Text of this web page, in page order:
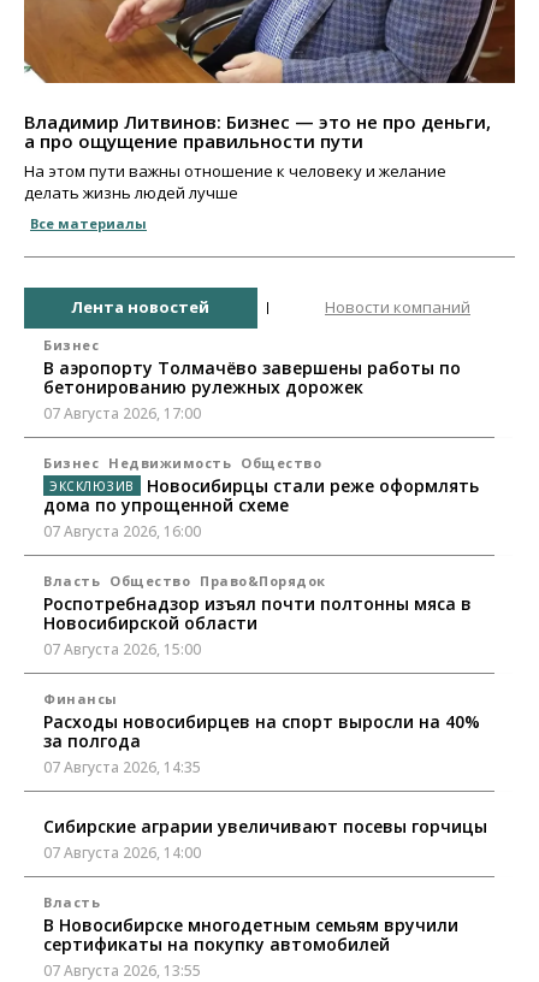
Владимир Литвинов: Бизнес — это не про деньги,
а про ощущение правильности пути
На этом пути важны отношение к человеку и желание
делать жизнь людей лучше
Все материалы
Лента новостей Новости компаний
Бизнес
В аэропорту Толмачёво завершены работы по
бетонированию рулежных дорожек
07 Августа 2026, 17:00
Бизнес Недвижимость Общество
Новосибирцы стали реже оформлять
дома по упрощенной схеме
07 Августа 2026, 16:00
Власть Общество Право&Порядок
Роспотребнадзор изъял почти полтонны мяса в
Новосибирской области
07 Августа 2026, 15:00
Финансы
Расходы новосибирцев на спорт выросли на 40%
за полгода
07 Августа 2026, 14:35
Сибирские аграрии увеличивают посевы горчицы
07 Августа 2026, 14:00
Власть
В Новосибирске многодетным семьям вручили
сертификаты на покупку автомобилей
07 Августа 2026, 13:55